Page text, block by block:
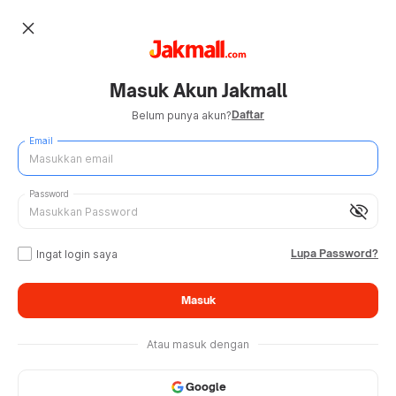
close
Masuk Akun Jakmall
Belum punya akun?Daftar
Email
visibility_off
Password
Ingat login saya Lupa Password?
Masuk
Atau masuk dengan
Google